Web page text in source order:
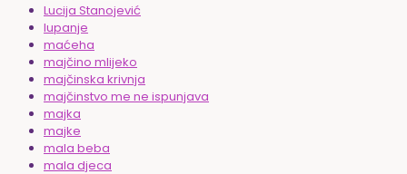
Lucija Stanojević
lupanje
maćeha
majčino mlijeko
majčinska krivnja
majčinstvo me ne ispunjava
majka
majke
mala beba
mala djeca